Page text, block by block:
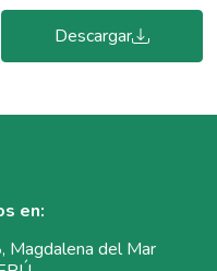
Descargar
en:
Magdalena del Mar